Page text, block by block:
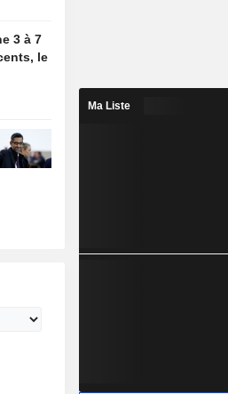
3 à 7
le
Ma Liste